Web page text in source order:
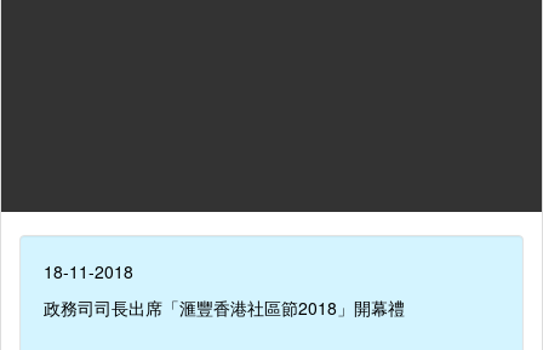
18-11-2018
政務司司長出席「滙豐香港社區節2018」開幕禮